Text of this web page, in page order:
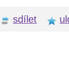
sdílet